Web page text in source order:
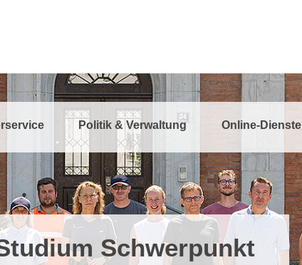
Politik & Verwaltung Online-Dienste
Schwerpunkt